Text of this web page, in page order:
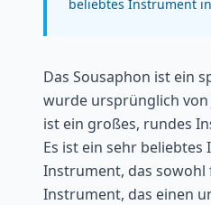
beliebtes Instrument
Das Sousaphon ist ein
wurde ursprünglich von
ist ein großes, rundes
Es ist ein sehr
Instrument, das sowohl
Instrument, das einen